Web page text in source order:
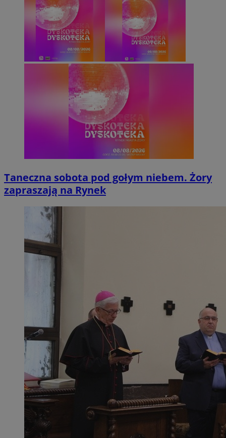
Taneczna sobota pod gołym niebem. Żory
zapraszają na Rynek